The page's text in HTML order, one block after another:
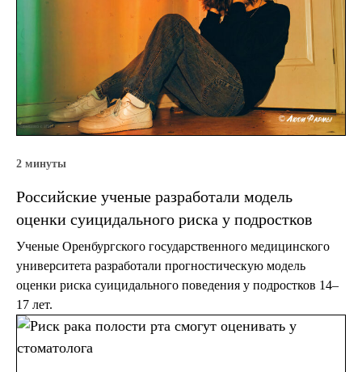
2 минуты
Российские ученые разработали модель
оценки суицидального риска у подростков
Ученые Оренбургского государственного медицинского
университета разработали прогностическую модель
оценки риска суицидального поведения у подростков 14–
17 лет.